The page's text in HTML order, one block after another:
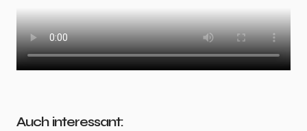
Auch interessant: